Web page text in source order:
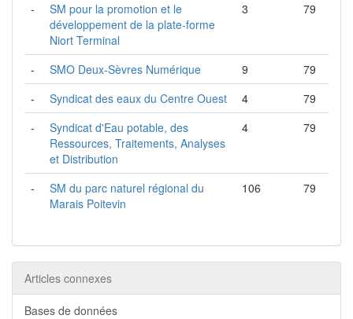
-
SM pour la promotion et le
développement de la plate-forme
Niort Terminal
3 79
- SMO Deux-Sèvres Numérique 9
79
-
Syndicat des eaux du Centre Ouest 4
79
-
Syndicat d'Eau potable, des
Ressources, Traitements, Analyses
et Distribution
4 79
-
SM du parc naturel régional du
Marais Poitevin
106 79
Articles connexes
Bases de données